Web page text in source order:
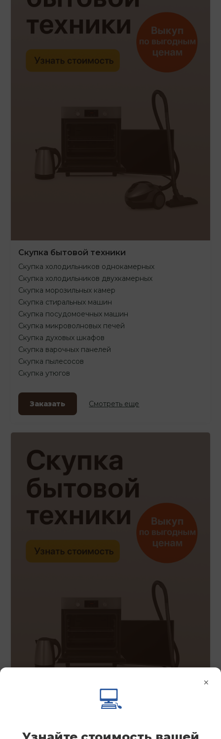
Скупка бытовой техники
Скупка холодильников однокамерных
Скупка холодильников двухкамерных
Скупка морозильных камер
Скупка стиральных машин
Скупка посудомоечных машин
Скупка микроволновых печей
Скупка духовых шкафов
Скупка варочных панелей
Скупка пылесосов
Скупка утюгов
Заказать Смотреть еще
×
💻